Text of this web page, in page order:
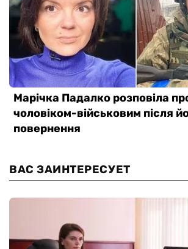
ВАС ЗАИНТЕРЕСУЕТ